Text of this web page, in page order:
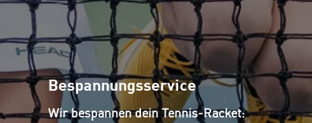
Bespannungsservice
Wir bespannen dein Tennis-Racket: